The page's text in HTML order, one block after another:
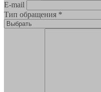
E-mail
Тип обращения *